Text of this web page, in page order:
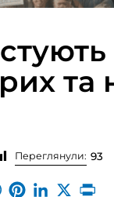
Переглянули: 93